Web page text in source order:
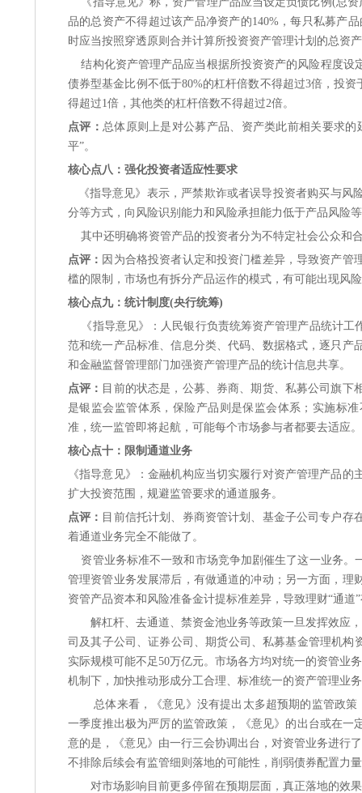
品的总资产不得超过该产品净资产的140%，每只私募产
时应当按照穿透原则合并计算所投资资产管理计划的总资
结构化资产管理产品应当根据所投资资产的风险程度
债券型基金比例不低于80%的杠杆倍数不得超过3倍，投
得超过1倍，其他类的杠杆倍数不得超过2倍。
点评： 总体原则上是对公募产品、资产类此前相关要求
平”。
核心点八：强化投资者适应性要求
《指导意见》表示，严禁欺诈或者误导投资者购买与
分等方式，向风险识别能力和风险承担能力低于产品风险
其中还明确将资管产品的投资者分为不特定社会公众和
点评： 因为合格投资者认定和投资门槛差异，导致资产
槛的限制，市场也有拆分产品运作的模式，有可能出现风
核心点九：统计制度(央行统筹)
《指导意见》：人民银行负责统筹资产管理产品统计
范和统一产品标准、信息分类、代码、数据格式，逐只
和金融监督管理部门加强资产管理产品的统计信息共享。
点评： 目前的状态是，公募、券商、期货、私募公司旗
是银监会监管体系，保险产品则是保监会体系；实施标
准，统一监管即将起航，可能每个市场参与者都要去适应。
核心点十：限制通道业务
《指导意见》：金融机构应当切实履行对资产管理产品
扩大投资范围，规避监管要求的通道服务。
点评： 目前信托计划、券商资管计划、基金子公司专户
着通道业务完全不能做了。
资管业务标准不一致和市场竞争加剧催生了这一业务
管理资管业务发展滞后，有做通道的冲动；另一方面，
资管产品资本和风险准备金计提标准差异，导致理财“通道
解杠杆、去通道、禁资金池业务等政策一旦发挥效应
司及其子公司、证券公司、期货公司、私募基金管理机构
实际规模可能不足50万亿元。市场各方均对统一的资管业
机制下，加快推动形成分工合理、标准统一的资产管理业
总体来看，《意见》没有提出太多超预期的监管政
一季度推出极为严厉的监管政策，《意见》的出台或在
意的是，《意见》由一行三会协调出台，对资管业务进行
不排除后续会有监管细则落地的可能性，削弱债券配置力
对市场影响目前更多停留在预期层面，真正落地的效